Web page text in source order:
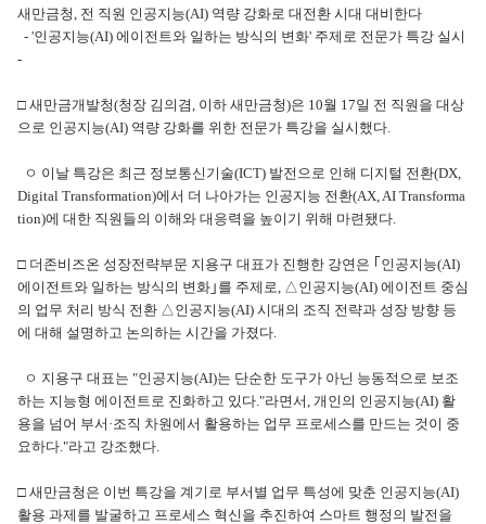
새만금청, 전 직원 인공지능(AI) 역량 강화로 대전환 시대 대비한다
- '인공지능(AI) 에이전트와 일하는 방식의 변화' 주제로 전문가 특강 실시
-
□ 새만금개발청(청장 김의겸, 이하 새만금청)은 10월 17일 전 직원을 대상
으로 인공지능(AI) 역량 강화를 위한 전문가 특강을 실시했다.
ㅇ 이날 특강은 최근 정보통신기술(ICT) 발전으로 인해 디지털 전환(DX,
Digital Transformation)에서 더 나아가는 인공지능 전환(AX, AI Transforma
tion)에 대한 직원들의 이해와 대응력을 높이기 위해 마련됐다.
□ 더존비즈온 성장전략부문 지용구 대표가 진행한 강연은 ｢인공지능(AI)
에이전트와 일하는 방식의 변화｣를 주제로, △인공지능(AI) 에이전트 중심
의 업무 처리 방식 전환 △인공지능(AI) 시대의 조직 전략과 성장 방향 등
에 대해 설명하고 논의하는 시간을 가졌다.
ㅇ 지용구 대표는 "인공지능(AI)는 단순한 도구가 아닌 능동적으로 보조
하는 지능형 에이전트로 진화하고 있다."라면서, 개인의 인공지능(AI) 활
용을 넘어 부서·조직 차원에서 활용하는 업무 프로세스를 만드는 것이 중
요하다."라고 강조했다.
□ 새만금청은 이번 특강을 계기로 부서별 업무 특성에 맞춘 인공지능(AI)
활용 과제를 발굴하고 프로세스 혁신을 추진하여 스마트 행정의 발전을